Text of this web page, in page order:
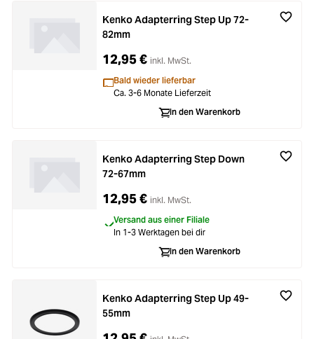
Kenko Adapterring Step Up 72-
82mm
12,95 € inkl. MwSt.
Bald wieder lieferbar
Ca. 3-6 Monate Lieferzeit
In den Warenkorb
Kenko Adapterring Step Down
72-67mm
12,95 € inkl. MwSt.
Versand aus einer Filiale
In 1-3 Werktagen bei dir
In den Warenkorb
Kenko Adapterring Step Up 49-
55mm